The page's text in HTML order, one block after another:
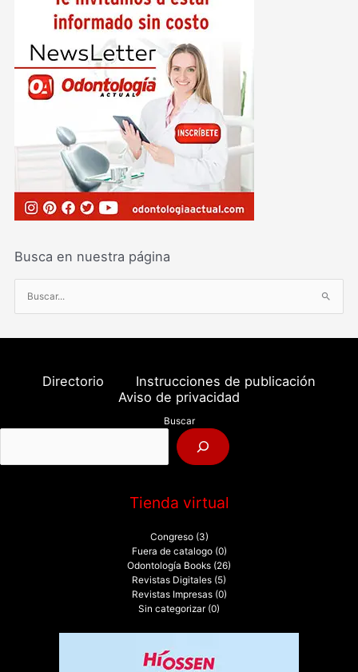
Busca en nuestra página
u
s
o
:
Directorio
Instrucciones de publicación
Aviso de privacidad
Buscar
Tienda virtual
Congreso (3)
Fuera de catalogo (0)
Odontología Books (26)
Revistas Digitales (5)
Revistas Impresas (0)
Sin categorizar (0)